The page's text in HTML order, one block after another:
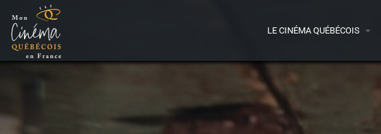
LE CINÉMA QUÉBÉCOIS